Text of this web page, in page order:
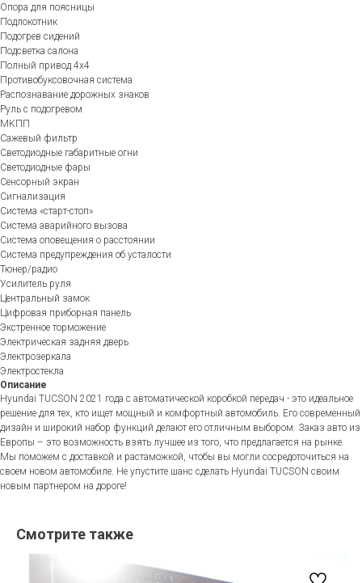
Опора для поясницы
Подлокотник
Подогрев сидений
Подсветка салона
Полный привод 4х4
Противобуксовочная система
Распознавание дорожных знаков
Руль с подогревом
МКПП
Сажевый фильтр
Светодиодные габаритные огни
Светодиодные фары
Сенсорный экран
Сигнализация
Система «старт-стоп»
Система аварийного вызова
Система оповещения о расстоянии
Система предупреждения об усталости
Тюнер/радио
Усилитель руля
Центральный замок
Цифровая приборная панель
Экстренное торможение
Электрическая задняя дверь
Электрозеркала
Электростекла
Описание
Hyundai TUCSON 2021 года с автоматической коробкой передач - это идеальное
решение для тех, кто ищет мощный и комфортный автомобиль. Его современный
дизайн и широкий набор функций делают его отличным выбором. Заказ авто из
Европы – это возможность взять лучшее из того, что предлагается на рынке.
Мы поможем с доставкой и растаможкой, чтобы вы могли сосредоточиться на
своем новом автомобиле. Не упустите шанс сделать Hyundai TUCSON своим
новым партнером на дороге!
Смотрите также